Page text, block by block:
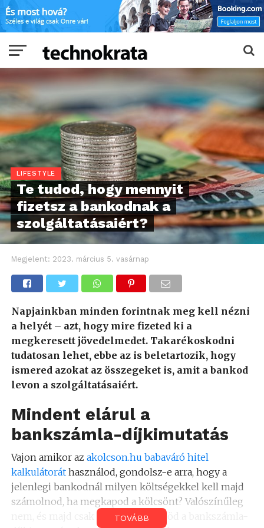
LIFESTYLE
Te tudod, hogy mennyit
fizetsz a bankodnak a
szolgáltatásaiért?
Megjelent: 2023. március 5. vasárnap
Napjainkban minden forintnak meg kell nézni
a helyét – azt, hogy mire fizeted ki a
megkeresett jövedelmedet. Takarékoskodni
tudatosan lehet, ebbe az is beletartozik, hogy
ismered azokat az összegeket is, amit a bankod
levon a szolgáltatásaiért.
Mindent elárul a
bankszámla-díjkimutatás
Vajon amikor az akolcson.hu babaváró hitel
kalkulátoráthasználod, gondolsz-e arra, hogy a
jelenlegi bankodnál milyen költségekkel kell majd
számolnod, ha megkapod a kölcsönt? Valószínűleg
nem, és majd csak azután ellenőrzöd a bankszámla-
TOVÁBB